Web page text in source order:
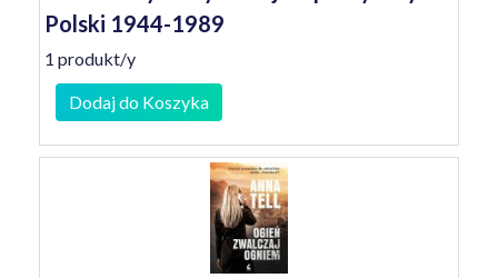
Polski 1944-1989
1 produkt/y
Dodaj do Koszyka